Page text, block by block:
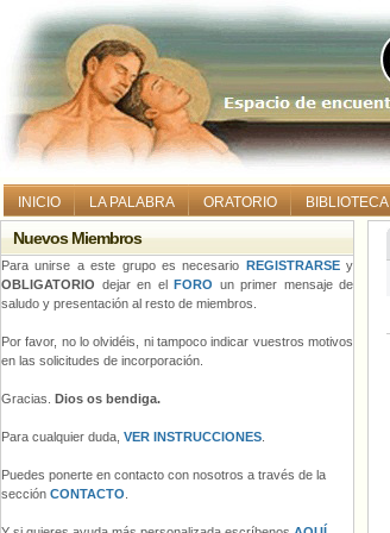
INICIO LA PALABRA ORATORIO BIBLIOTECA
Nuevos Miembros
Para unirse a este grupo es necesario REGISTRARSEy
OBLIGATORIO dejar en el FORO un primer mensaje de
saludo y presentación al resto de miembros.
Por favor, no lo olvidéis, ni tampoco indicar vuestros motivos
en las solicitudes de incorporación.
Gracias. Dios os bendiga.
Para cualquier duda, VER INSTRUCCIONES
Puedes ponerte en contacto con nosotros a través de la
sección CONTACTO